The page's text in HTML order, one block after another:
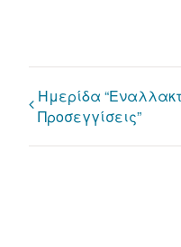
Ημερίδα
Προσεγγίσεις”